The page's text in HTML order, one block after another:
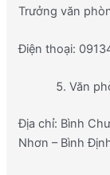
Trưởng văn
Điện thoại:
Văn
Địa chỉ: Bình
Nhơn – Bình